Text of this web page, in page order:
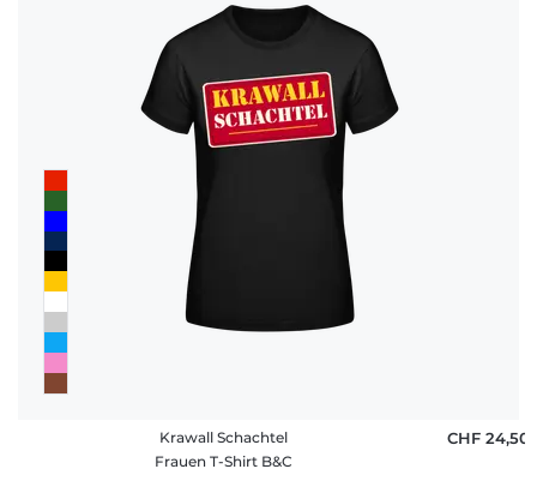
Krawall Schachtel
Frauen T-Shirt B&C
CHF 24,50